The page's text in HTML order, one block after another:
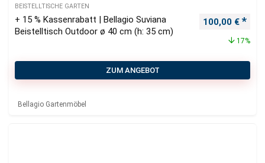
BEISTELLTISCHE GARTEN
+ 15 % Kassenrabatt | Bellagio Suviana
Beistelltisch Outdoor ø 40 cm (h: 35 cm)
100,00 €
17%
ZUM ANGEBOT
Bellagio Gartenmöbel